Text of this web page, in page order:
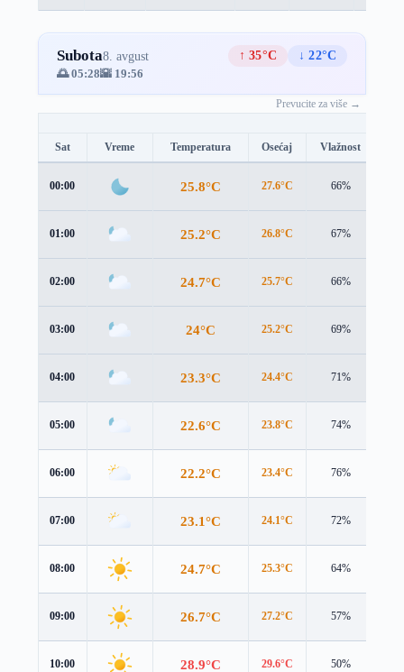
Subota8. avgust ↑ 35°C
↓ 22°C
🌅 05:28🌇 19:56
Prevucite za više →
Sat Vreme Temperatura Osećaj Vlažnost
00:00 25.8°C 27.6°C 66%
01:00 25.2°C 26.8°C 67%
02:00 24.7°C 25.7°C 66%
03:00 24°C 25.2°C 69%
04:00 23.3°C 24.4°C 71%
05:00 22.6°C 23.8°C 74%
06:00 22.2°C 23.4°C 76%
07:00 23.1°C 24.1°C 72%
08:00 24.7°C 25.3°C 64%
09:00 26.7°C 27.2°C 57%
10:00 28.9°C 29.6°C 50%